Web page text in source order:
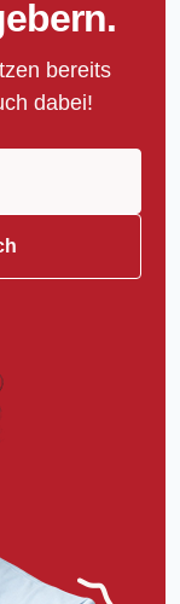
bereits
dabei!